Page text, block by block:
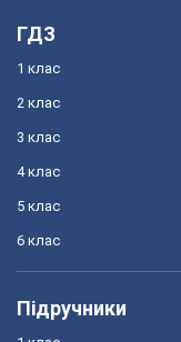
ГДЗ
1 клас
2 клас
3 клас
4 клас
5 клас
6 клас
Підручники